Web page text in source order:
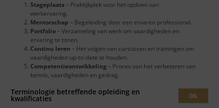
Stageplaats– Praktijkplek voor het opdoen van
werkervaring.
Mentorschap – Begeleiding door een ervaren professional.
Portfolio– Verzameling van werk om vaardigheden en
ervaring te tonen.
Continu leren – Het volgen van cursussen en trainingen om
vaardigheden up-to-date te houden.
Competentieontwikkeling– Proces van het verbeteren van
kennis, vaardigheden en gedrag.
Terminologie betreffende opleiding en
kwalificaties 06